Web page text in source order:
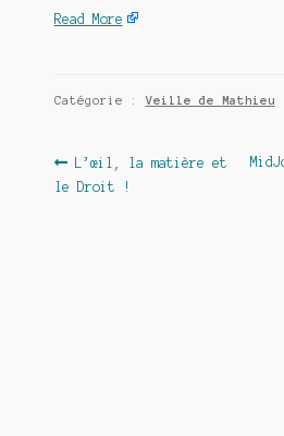
Read More
Catégorie :Veille de Mathieu
Navigation
de
Article
précédent :
L’œil, la matière et
le Droit !